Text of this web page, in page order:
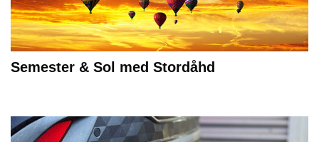
Semester & Sol med Stordåhd